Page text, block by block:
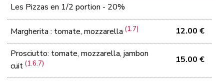
Les Pizzas en 1/2 portion - 20%
Margherita : tomate, mozzarella(1.7) 12.00 €
Prosciutto: tomate, mozzarella, jambon
cuit(1.6.7) 15.00 €